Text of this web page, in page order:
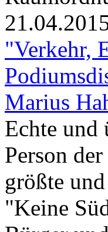
"Verkehr,
Marius
Echte und
Person
größte
"Keine